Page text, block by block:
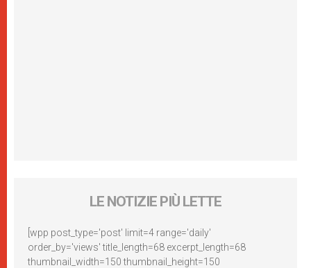
LE NOTIZIE PIÙ LETTE
[wpp post_type='post' limit=4 range='daily'
order_by='views' title_length=68 excerpt_length=68
thumbnail_width=150 thumbnail_height=150